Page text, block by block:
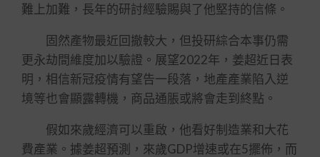
難上加難，長年的研討經驗賜與了他堅持的信條。
固然產物最近回撤較大，但投研綜合本事仍需
更永劫間維度加以驗證。展望2022年，姜超近日表
明，相信新冠疫情有望告一段落，地產產業陷入逆
境等也會顯露轉機，商品通脹或將會走到終點。
假如來歲經濟可以重啟，他看好制造業和大花
費產業。據姜超預測，來歲GDP增速或在5擺佈，而